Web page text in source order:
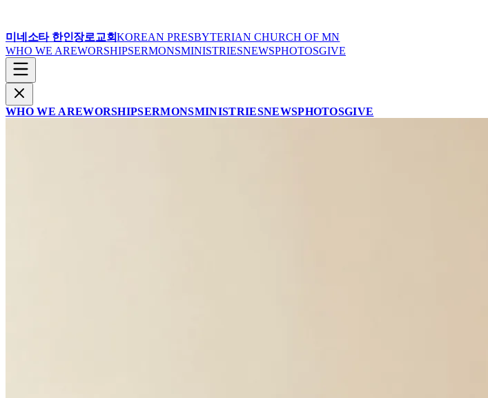
미네소타 한인장로교회KOREAN PRESBYTERIAN CHURCH OF MN
WHO WE AREWORSHIPSERMONSMINISTRIESNEWSPHOTOSGIVE
WHO WE AREWORSHIPSERMONSMINISTRIESNEWSPHOTOSGIVE